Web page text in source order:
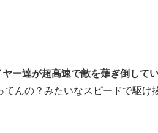
ー達が超高速で敵を薙ぎ倒して
んの？みたいなスピードで駆け